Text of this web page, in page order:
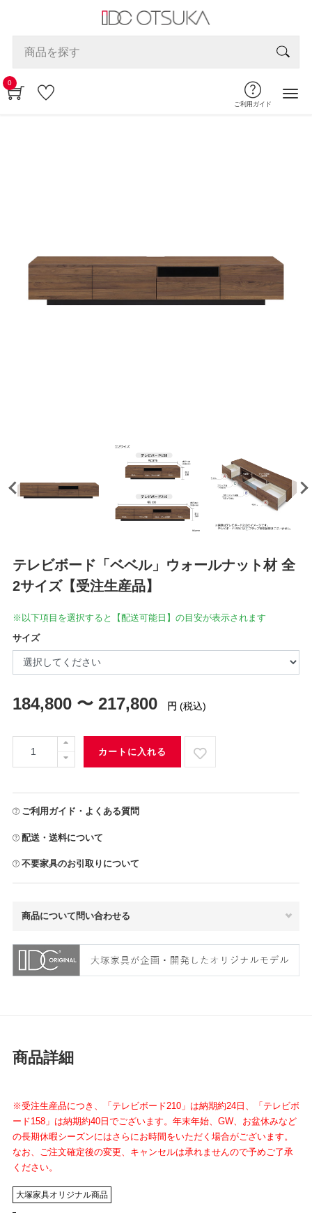
0
ご利用ガイド
テレビボード「ベベル」ウォールナット材 全
2サイズ【受注生産品】
※以下項目を選択すると【配送可能日】の目安が表示されます
サイズ
184,800 〜 217,800 円 (税込)
カートに入れる
ご利用ガイド・よくある質問
配送・送料について
不要家具のお引取りについて
商品について問い合わせる
商品詳細
※受注生産品につき、「テレビボード210」は納期約24日、「テレビボ
ード158」は納期約40日でございます。年末年始、GW、お盆休みなど
の長期休暇シーズンにはさらにお時間をいただく場合がございます。
なお、ご注文確定後の変更、キャンセルは承れませんので予めご了承
ください。
大塚家具オリジナル商品